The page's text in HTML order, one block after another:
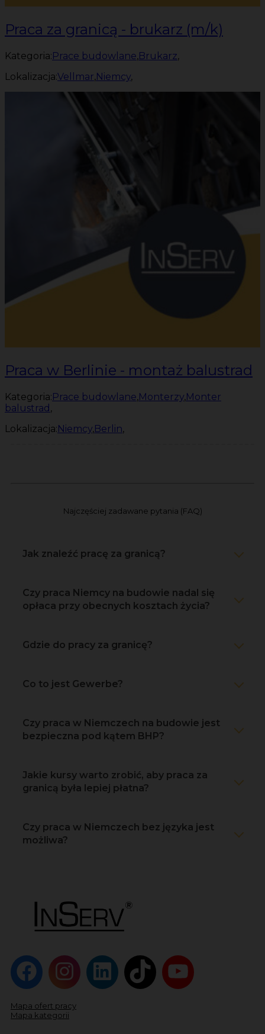
Praca za granicą - brukarz (m/k)
Kategoria:Prace budowlane,Brukarz,
Lokalizacja:Vellmar,Niemcy,
Praca w Berlinie - montaż balustrad
Kategoria:Prace budowlane,Monterzy,Monter
balustrad ,
Lokalizacja:Niemcy,Berlin,
Najczęściej zadawane pytania (FAQ)
Jak znaleźć pracę za granicą?
Czy praca Niemcy na budowie nadal się
opłaca przy obecnych kosztach życia?
Gdzie do pracy za granicę?
Co to jest Gewerbe?
Czy praca w Niemczech na budowie jest
bezpieczna pod kątem BHP?
Jakie kursy warto zrobić, aby praca za
granicą była lepiej płatna?
Czy praca w Niemczech bez języka jest
możliwa?
Mapa ofert pracy
Mapa kategorii